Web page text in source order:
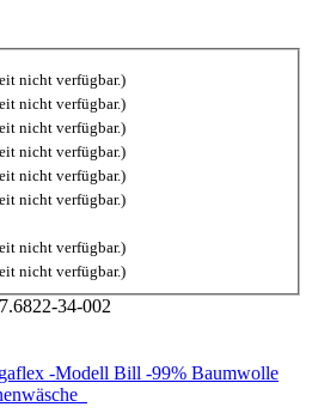
nicht verfügbar.)
nicht verfügbar.)
nicht verfügbar.)
nicht verfügbar.)
nicht verfügbar.)
nicht verfügbar.)
nicht verfügbar.)
nicht verfügbar.)
34-002
-Modell Bill -99% Baumwolle